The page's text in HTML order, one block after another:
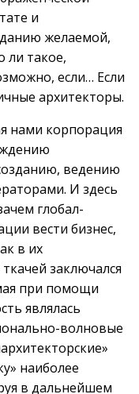
и
желаемой,
ли такое,
если… Если
архитекторы.
нами корпорация
ведению
И здесь
глобал-
вести бизнес,
в их
заключался
при помощи
являлась
волновые
наиболее
в дальнейшем